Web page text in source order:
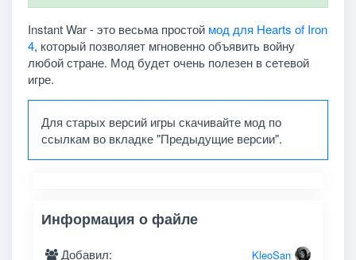
Instant War - это весьма простой мод для Hearts of Iron
4, который позволяет мгновенно объявить войну
любой стране. Мод будет очень полезен в сетевой
игре.
Для старых версий игры скачивайте мод по
ссылкам во вкладке "Предыдущие версии".
Информация о файле
Добавил: KleoSan